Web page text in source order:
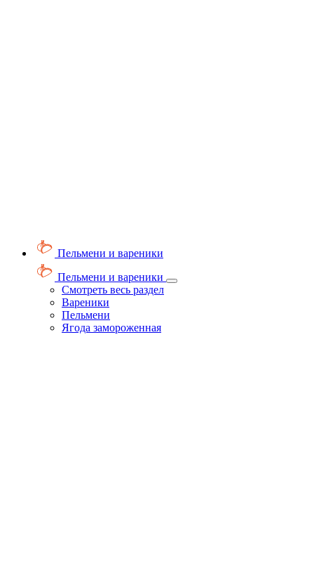
Пельмени и вареники
Пельмени и вареники
Смотреть весь раздел
Вареники
Пельмени
Ягода замороженная